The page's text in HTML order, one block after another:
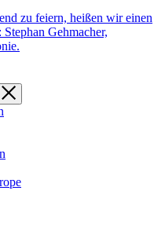
zu feiern, heißen wir einen
Gehmacher,